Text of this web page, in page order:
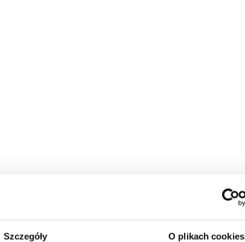
Szczegóły O plikach cookies